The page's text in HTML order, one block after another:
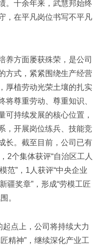
。十余年来，武慧邦始终
，在平凡岗位书写不平凡
养方面屡获殊荣，是公司
方式，紧紧围绕生产经营
厚植劳动光荣土壤的扎实
将尊重劳动、尊重知识、
可持续发展的核心位置，
，开展岗位练兵、技能竞
长。截至目前，公司已有
2个集体获评“自治区工人
范”，1人获评“中央企业
疆奖章”，形成“劳模工匠
。
起点上，公司将持续大力
精神”，继续深化产业工